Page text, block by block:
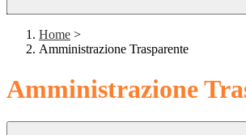
Home >
Amministrazione Trasparente
Amministrazione